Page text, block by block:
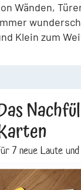
Wänden,
Klein zum
7 neue Laute